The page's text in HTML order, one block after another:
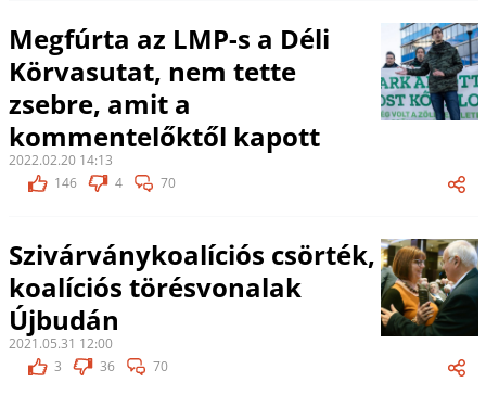
Megfúrta az LMP-s a Déli
Körvasutat, nem tette
zsebre, amit a
kommentelőktől kapott
2022.02.20 14:13
146
4 70
Szivárványkoalíciós csörték,
koalíciós törésvonalak
Újbudán
2021.05.31 12:00
3
36 70